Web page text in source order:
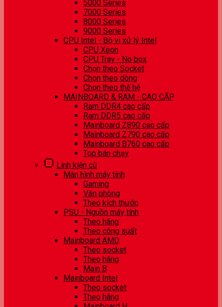
5000 Series
7000 Series
8000 Series
9000 Series
CPU Intel - Bộ vi xử lý Intel
CPU Xeon
CPU Tray - No box
Chọn theo Socket
Chọn theo dòng
Chọn theo thế hệ
MAINBOARD & RAM - CAO CẤP
Ram DDR4 cao cấp
Ram DDR5 cao cấp
Mainboard Z890 cao cấp
Mainboard Z790 cao cấp
Mainboard B760 cao cấp
Top bán chạy
Linh kiện cũ
Màn hình máy tính
Gaming
Văn phòng
Theo kích thước
PSU - Nguồn máy tính
Theo hãng
Theo công suất
Mainboard AMD
Theo socket
Theo hãng
Main B
Mainboard Intel
Theo socket
Theo hãng